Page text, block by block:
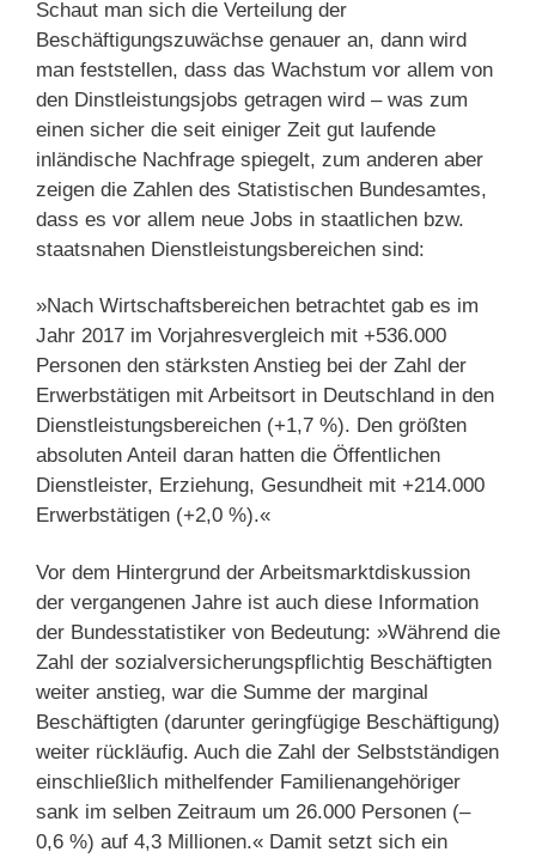
Schaut man sich die Verteilung der
Beschäftigungszuwächse genauer an, dann wird
man feststellen, dass das Wachstum vor allem von
den Dinstleistungsjobs getragen wird – was zum
einen sicher die seit einiger Zeit gut laufende
inländische Nachfrage spiegelt, zum anderen aber
zeigen die Zahlen des Statistischen Bundesamtes,
dass es vor allem neue Jobs in staatlichen bzw.
staatsnahen Dienstleistungsbereichen sind:
»Nach Wirtschaftsbereichen betrachtet gab es im
Jahr 2017 im Vorjahresvergleich mit +536.000
Personen den stärksten Anstieg bei der Zahl der
Erwerbstätigen mit Arbeitsort in Deutschland in den
Dienstleistungsbereichen (+1,7 %). Den größten
absoluten Anteil daran hatten die Öffentlichen
Dienstleister, Erziehung, Gesundheit mit +214.000
Erwerbstätigen (+2,0 %).«
Vor dem Hintergrund der Arbeitsmarktdiskussion
der vergangenen Jahre ist auch diese Information
der Bundesstatistiker von Bedeutung: »Während die
Zahl der sozialversicherungspflichtig Beschäftigten
weiter anstieg, war die Summe der marginal
Beschäftigten (darunter geringfügige Beschäftigung)
weiter rückläufig. Auch die Zahl der Selbstständigen
einschließlich mithelfender Familienangehöriger
sank im selben Zeitraum um 26.000 Personen (–
0,6 %) auf 4,3 Millionen.« Damit setzt sich ein